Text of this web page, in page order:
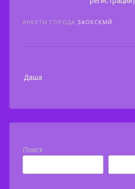
АНКЕТЫ ГОРОДА ЗАОКСКМЙ
navigation
Даша
Поиск